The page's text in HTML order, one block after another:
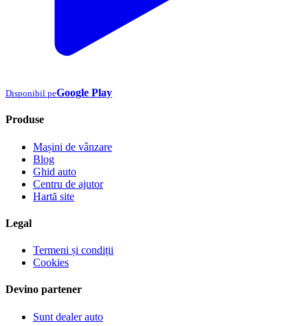
Disponibil peGoogle Play
Produse
Mașini de vânzare
Blog
Ghid auto
Centru de ajutor
Hartă site
Legal
Termeni și condiții
Cookies
Devino partener
Sunt dealer auto